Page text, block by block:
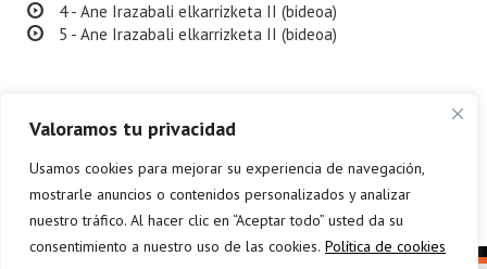
Valoramos tu privacidad
Usamos cookies para mejorar su experiencia de navegación,
mostrarle anuncios o contenidos personalizados y analizar
nuestro tráfico. Al hacer clic en “Aceptar todo” usted da su
consentimiento a nuestro uso de las cookies. Política de cookies
4 - Ane Irazabali elkarrizketa II (bideoa)
5 - Ane Irazabali elkarrizketa II (bideoa)